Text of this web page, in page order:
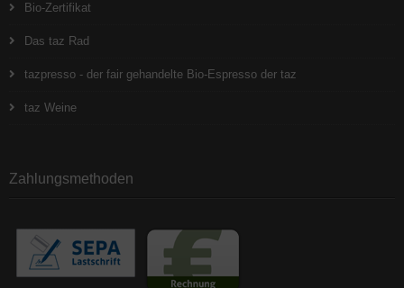
Bio-Zertifikat
Das taz Rad
tazpresso - der fair gehandelte Bio-Espresso der taz
taz Weine
Zahlungsmethoden